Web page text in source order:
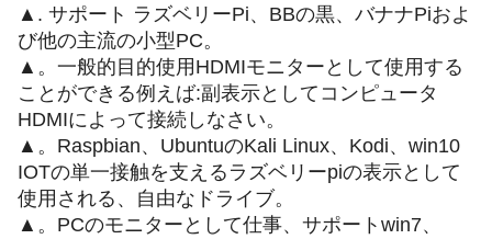
▲. サポート ラズベリーPi、BBの黒、バナナPiおよ
び他の主流の小型PC。
▲。一般的目的使用HDMIモニターとして使用する
ことができる例えば:副表示としてコンピュータ
HDMIによって接続しなさい。
▲。Raspbian、UbuntuのKali Linux、Kodi、win10
IOTの単一接触を支えるラズベリーpiの表示として
使用される、自由なドライブ。
▲。PCのモニターとして仕事、サポートwin7、